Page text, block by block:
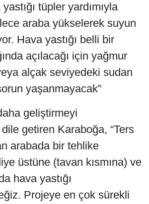
tüpler yardımıyla
araba yükselerek suyun
Hava yastığı belli bir
açılacağı için yağmur
alçak seviyedeki sudan
yaşanmayacak”
geliştirmeyi
getiren Karaboğa, “Ters
arabada bir tehlike
üstüne (tavan kısmına) ve
hava yastığı
Projeye en çok sürekli